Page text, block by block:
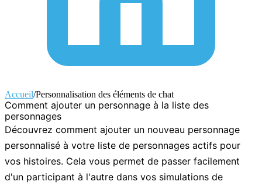
Accueil/Personnalisation des éléments de chat
Comment ajouter un personnage à la liste des
personnages
Découvrez comment ajouter un nouveau personnage
personnalisé à votre liste de personnages actifs pour
vos histoires. Cela vous permet de passer facilement
d'un participant à l'autre dans vos simulations de